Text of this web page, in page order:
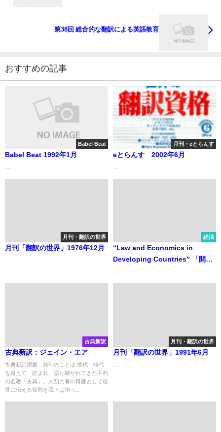
第38回 総合的な翻訳による英語教育
おすすめの記事
Babel Beat
Babel Beat 1992年1月
月刊・eとらんす
eとらんす 2002年6月
月刊・翻訳の世界
月刊「翻訳の世界」1976年12月
経済
“Law and Economics in
Developing Countries” 「開発
古典新訳
古典新訳：ジェイン・エア
古典新訳撰書 発刊のことば 世代、時代
を越えて、読まれ、語り継がれてきた不朽
の名著「古典」。人類共有の資産として後
世に伝える役割を我々は担っ...
月刊・翻訳の世界
月刊「翻訳の世界」1991年6月